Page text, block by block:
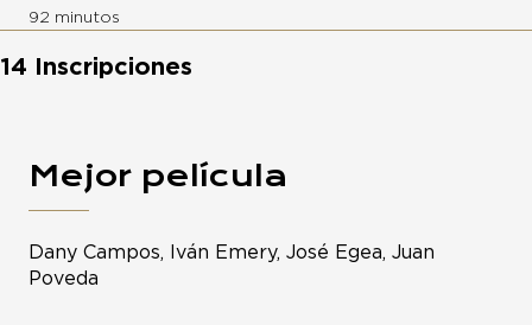
92 minutos
14 Inscripciones
Mejor película
Dany Campos, Iván Emery, José Egea, Juan
Poveda